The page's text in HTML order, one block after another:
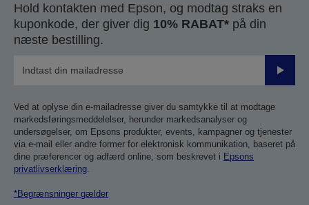
Hold kontakten med Epson, og modtag straks en
kuponkode, der giver dig 10% RABAT* på din
næste bestilling.
Send
Ved at oplyse din e-mailadresse giver du samtykke til at modtage
markedsføringsmeddelelser, herunder markedsanalyser og
undersøgelser, om Epsons produkter, events, kampagner og tjenester
via e-mail eller andre former for elektronisk kommunikation, baseret på
dine præferencer og adfærd online, som beskrevet i Epsons
privatlivserklæring
*Begrænsninger gælder